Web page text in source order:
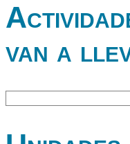
van a